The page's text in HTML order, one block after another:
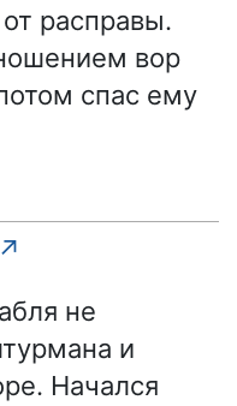
расправы.
вор
спас ему
не
и
Начался